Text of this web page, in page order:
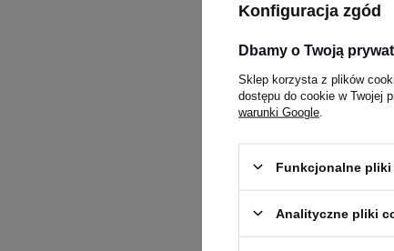
Konfiguracja zgód
Dbamy o Twoją
Sklep korzysta z plików
dostępu do cookie w Twojej
warunki Google
Funkcjonalne pliki
Analityczne pliki